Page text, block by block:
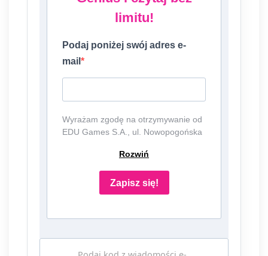
limitu!
Podaj poniżej swój adres e-
mail
Wyrażam zgodę na otrzymywanie od
EDU Games S.A., ul. Nowopogońska
6252475036, KRS: 0000861152,
REGON: 387109330 (dalej jako
"Administrator") newslettera, czyli
informacji o tematyce związanej z
handlowych lub/ i reklamowych za
Rozwiń
Zapisz się!